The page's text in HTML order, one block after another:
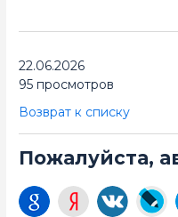
22.06.2026
95 просмотров
Возврат к списку
Пожалуйста,